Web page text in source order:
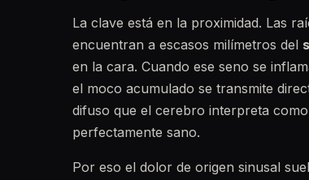
La clave está en la proximidad. Las
encuentran a escasos milímetros del
en la cara. Cuando ese seno se
el moco acumulado se transmite
difuso que el cerebro interpreta
perfectamente sano.
Por eso el dolor de origen sinusal